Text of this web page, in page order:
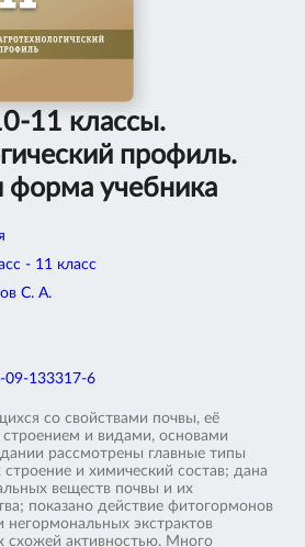
11 классы.
профиль.
форма учебника
- 11 класс
С. А.
09-133317-6
со свойствами почвы, её
и видами, основами
рассмотрены главные типы
и химический состав; дана
веществ почвы и их
показано действие фитогормонов
негормональных экстрактов
схожей активностью. Много